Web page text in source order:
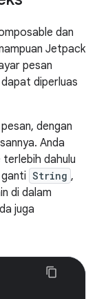
dan
Jetpack
pesan
diperluas
dengan
Anda
dahulu
String ,
di dalam
juga